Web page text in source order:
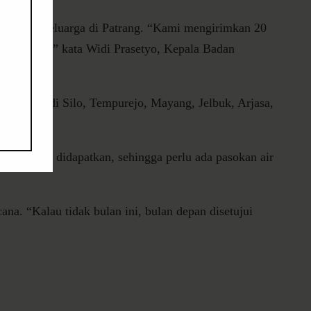
800 keluarga di Patrang. “Kami mengirimkan 20
Arjasa,” kata Widi Prasetyo, Kepala Badan
di Silo, Tempurejo, Mayang, Jelbuk, Arjasa,
air sulit didapatkan, sehingga perlu ada pasokan air
“Kalau tidak bulan ini, bulan depan disetujui